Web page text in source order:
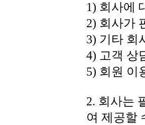
1) 회사에
2) 회사가
3) 기타 회
4) 고객 상
5) 회원 이
2. 회사는
여 제공할